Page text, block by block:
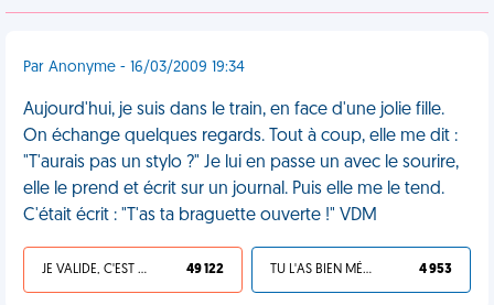
Par Anonyme - 16/03/2009 19:34
Aujourd'hui, je suis dans le train, en face d'une jolie fille.
On échange quelques regards. Tout à coup, elle me dit :
"T'aurais pas un stylo ?" Je lui en passe un avec le sourire,
elle le prend et écrit sur un journal. Puis elle me le tend.
C'était écrit : "T'as ta braguette ouverte !" VDM
JE VALIDE, C'EST UNE VDM 49 122 TU L'AS BIEN MÉRITÉ 4 953